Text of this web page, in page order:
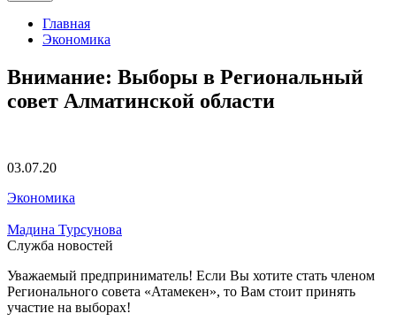
Главная
Экономика
Внимание: Выборы в Региональный
совет Алматинской области
03.07.20
Экономика
Мадина Турсунова
Служба новостей
Уважаемый предприниматель! Если Вы хотите стать членом
Регионального совета «Атамекен», то Вам стоит принять
участие на выборах!